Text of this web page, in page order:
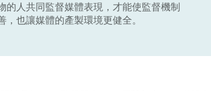
的人共同監督媒體表現，才能使監督機制
，也讓媒體的產製環境更健全。